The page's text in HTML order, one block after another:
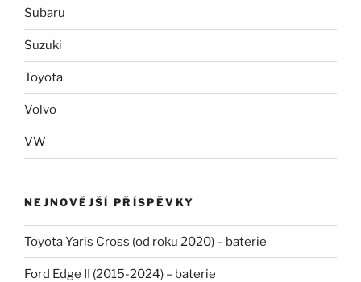
Subaru
Suzuki
Toyota
Volvo
VW
NEJNOVĚJŠÍ PŘÍSPĚVKY
Toyota Yaris Cross (od roku 2020) – baterie
Ford Edge II (2015-2024) – baterie